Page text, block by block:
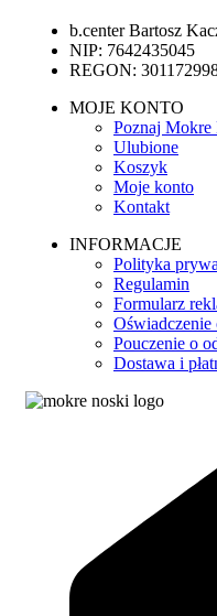
b.center Bartosz
NIP: 7642435045
REGON:
MOJE KONTO
Poznaj Mokre
Ulubione
Koszyk
Moje konto
Kontakt
INFORMACJE
Polityka
Regulamin
Formularz
Pouczenie o
Dostawa i